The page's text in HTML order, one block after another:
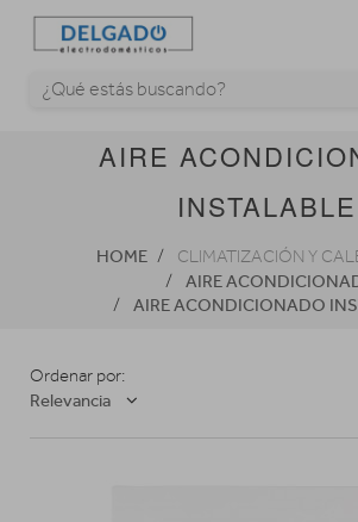
AIRE
INSTALABLE
HOME CLIMATIZACIÓN Y
AIRE
AIRE ACONDICIONADO
Ordenar por:
Relevancia